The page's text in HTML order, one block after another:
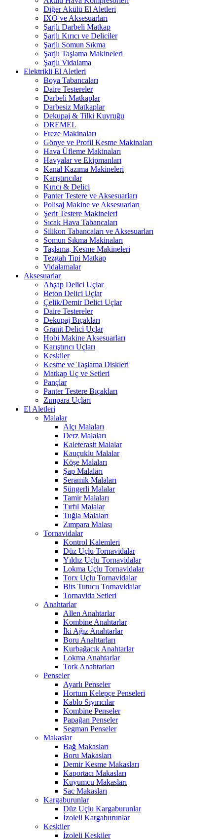
Diğer Akülü El Aletleri
IXO ve Aksesuarları
Şarjlı Darbeli Matkap
Şarjlı Kırıcı ve Deliciler
Şarjlı Somun Sıkma
Şarjlı Taşlama Makineleri
Şarjlı Vidalama
Elektrikli El Aletleri
Boya Tabancaları
Daire Testereler
Darbeli Matkaplar
Darbesiz Matkaplar
Dekupaj & Tilki Kuyruğu
DREMEL
Freze Makinaları
Gönye ve Profil Kesme Makinaları
Hava Üfleme Makinaları
Havyalar ve Ekipmanları
Kanal Kazıma Makineleri
Karıştırıcılar
Kırıcı & Delici
Panter Testere ve Aksesuarları
Polisaj Makine ve Aksesuarları
Şerit Testere Makineleri
Sıcak Hava Tabancaları
Silikon Tabancaları ve Aksesuarları
Somun Sıkma Makinaları
Taşlama, Kesme Makineleri
Tezgah Tipi Matkap
Vidalamalar
Aksesuarlar
Ahşap Delici Uçlar
Beton Delici Uçlar
Çelik/Demir Delici Uçlar
Daire Testereler
Dekupaj Bıçakları
Granit Delici Uçlar
Hobi Makine Aksesuarları
Karıştırıcı Uçları
Keskiler
Kesme ve Taşlama Diskleri
Matkap Uç ve Setleri
Pançlar
Panter Testere Bıçakları
Zımpara Uçları
El Aletleri
Malalar
Alçı Malaları
Derz Malaları
Kaleterasit Malalar
Kauçuklu Malalar
Köşe Malaları
Şap Malaları
Seramik Malaları
Süngerli Malalar
Tamir Malaları
Tırfıl Malalar
Tuğla Malaları
Zımpara Malası
Tornavidalar
Kontrol Kalemleri
Düz Uçlu Tornavidalar
Yıldız Uçlu Tornavidalar
Lokma Uçlu Tornavidalar
Torx Uçlu Tornavidalar
Bits Tutucu Tornavidalar
Tornavida Setleri
Anahtarlar
Allen Anahtarlar
Kombine Anahtarlar
İki Ağız Anahtarlar
Boru Anahtarları
Kurbağacık Anahtarlar
Lokma Anahtarlar
Tork Anahtarları
Penseler
Ayarlı Penseler
Hortum Kelepçe Penseleri
Kablo Sıyırıcılar
Kombine Penseler
Papağan Penseler
Segman Penseler
Makaslar
Bağ Makasları
Boru Makasları
Demir Kesme Makasları
Kaportacı Makasları
Kuyumcu Makasları
Sac Makasları
Kargaburunlar
Düz Uçlu Kargaburunlar
İzoleli Kargaburunlar
Keskiler
İzoleli Keskiler